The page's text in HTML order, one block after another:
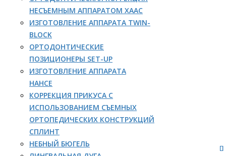
НЕСЪЕМНЫМ АППАРАТОМ ХААС
ИЗГОТОВЛЕНИЕ АППАРАТА TWIN-
BLOCK
ОРТОДОНТИЧЕСКИЕ
ПОЗИЦИОНЕРЫ SET-UP
ИЗГОТОВЛЕНИЕ АППАРАТА
НАНСЕ
КОРРЕКЦИЯ ПРИКУСА С
ИСПОЛЬЗОВАНИЕМ СЪЕМНЫХ
ОРТОПЕДИЧЕСКИХ КОНСТРУКЦИЙ
СПЛИНТ
НЕБНЫЙ БЮГЕЛЬ